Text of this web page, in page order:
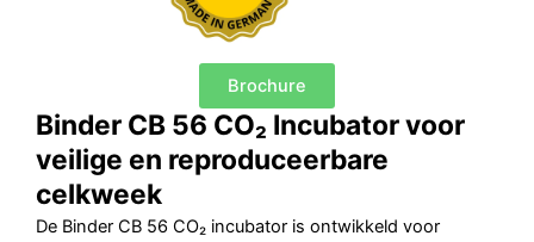
Brochure
Binder CB 56 CO₂ Incubator voor
veilige en reproduceerbare
celkweek
De Binder CB 56 CO₂ incubator is ontwikkeld voor